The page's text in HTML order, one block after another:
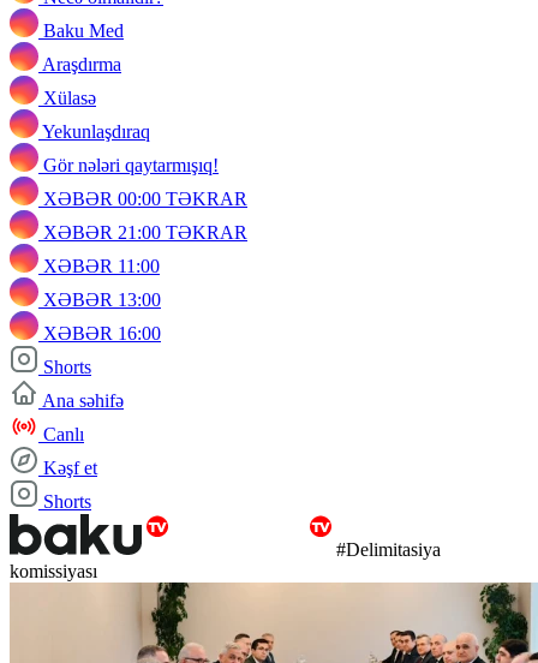
Baku Med
Araşdırma
Xülasə
Yekunlaşdıraq
Gör nələri qaytarmışıq!
XƏBƏR 00:00 TƏKRAR
XƏBƏR 21:00 TƏKRAR
XƏBƏR 11:00
XƏBƏR 13:00
XƏBƏR 16:00
Shorts
Ana səhifə
Canlı
Kəşf et
Shorts
#Delimitasiya
komissiyası